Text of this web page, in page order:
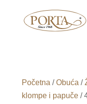
Početna /Obuća /
klompe i papuče/